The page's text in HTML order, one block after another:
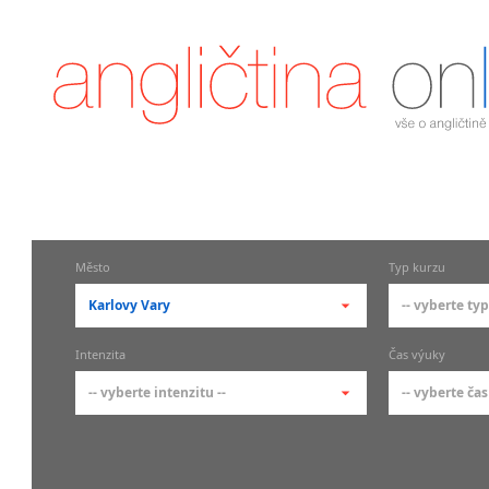
Město
Karlovy Vary
-- vyberte město --
pražské městské části
Typ kurzu
-- vyberte
-- vyberte
Intenzita
-- vyberte intenzitu --
Čas výuky
-- vyberte